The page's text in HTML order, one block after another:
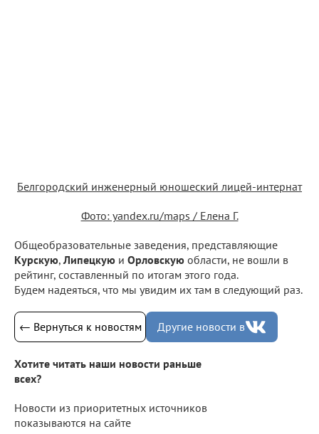
Белгородский инженерный юношеский лицей-интернат
Фото: yandex.ru/maps / Елена Г.
Общеобразовательные заведения, представляющие
Курскую, Липецкую и Орловскую области, не вошли в
рейтинг, составленный по итогам этого года.
Будем надеяться, что мы увидим их там в следующий раз.
← Вернуться к новостям Другие новости в
Хотите читать наши новости раньше
всех?
Новости из приоритетных источников
показываются на сайте